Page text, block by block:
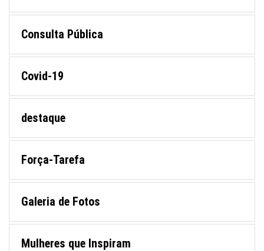
Consulta Pública
Covid-19
destaque
Força-Tarefa
Galeria de Fotos
Mulheres que Inspiram